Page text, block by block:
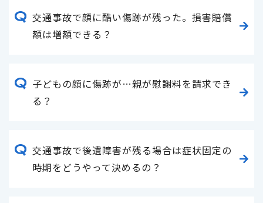
交通事故で顔に酷い傷跡が残った。損害賠償
額は増額できる？
子どもの顔に傷跡が…親が慰謝料を請求でき
る？
交通事故で後遺障害が残る場合は症状固定の
時期をどうやって決めるの？